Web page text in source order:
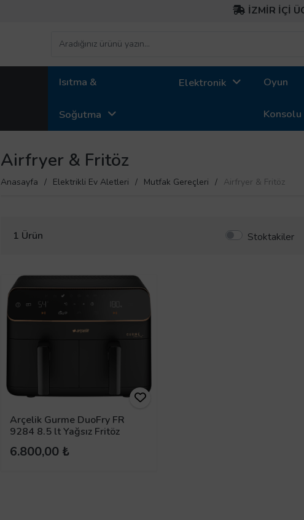
İZMİR İÇİ
Isıtma &
Soğutma
Elektronik Oyun
Konsolu
Airfryer & Fritöz
Anasayfa Elektrikli Ev Aletleri Mutfak Gereçleri Airfryer & Fritöz
1 Ürün Stoktakiler
Arçelik Gurme DuoFry FR
9284 8.5 lt Yağsız Fritöz
6.800,00 ₺